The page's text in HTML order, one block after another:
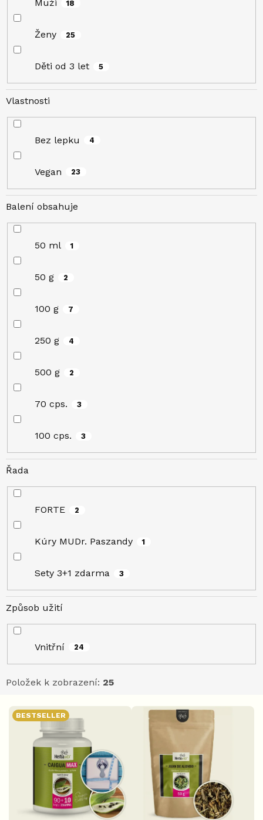
Muži 18
Ženy 25
Děti od 3 let 5
Vlastnosti
Bez lepku 4
Vegan 23
Balení obsahuje
50 ml 1
50 g 2
100 g 7
250 g 4
500 g 2
70 cps. 3
100 cps. 3
Řada
FORTE 2
Kúry MUDr. Paszandy 1
Sety 3+1 zdarma 3
Způsob užití
Vnitřní 24
Položek k zobrazení: 25
BESTSELLER